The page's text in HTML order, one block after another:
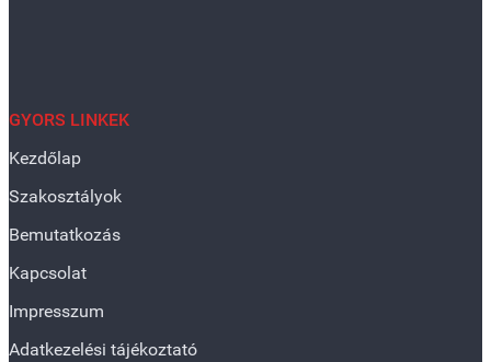
GYORS LINKEK
Kezdőlap
Szakosztályok
Bemutatkozás
Kapcsolat
Impresszum
Adatkezelési tájékoztató